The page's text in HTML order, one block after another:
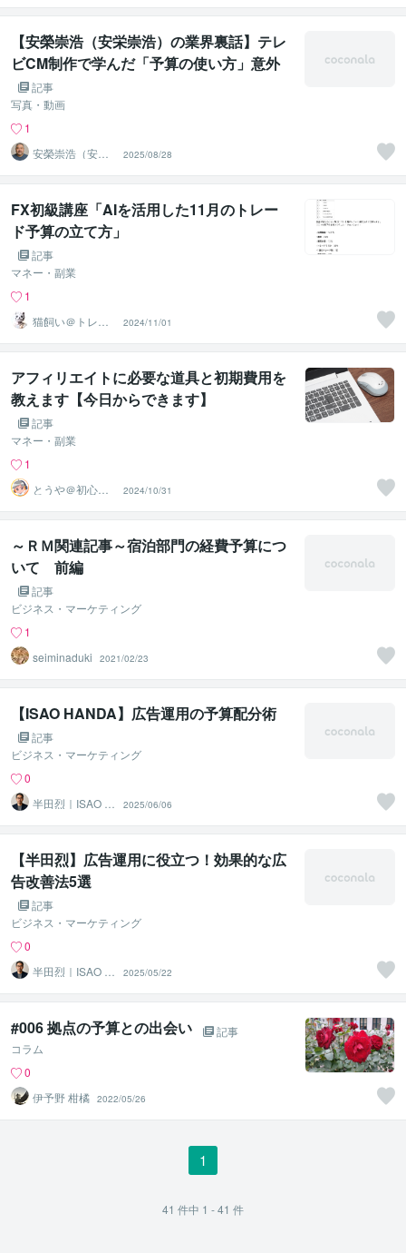
【安榮崇浩（安栄崇浩）の業界裏話】テレ
ビCM制作で学んだ「予算の使い方」意外
なコツ
記事
写真・動画
1
安榮崇浩（安栄
崇浩）
2025/08/28
FX初級講座「AIを活用した11月のトレー
ド予算の立て方」
記事
マネー・副業
1
猫飼い＠トレー
ドコーチ
2024/11/01
アフィリエイトに必要な道具と初期費用を
教えます【今日からできます】
記事
マネー・副業
1
とうや＠初心者
アフィリエイト
応援
2024/10/31
～ＲＭ関連記事～宿泊部門の経費予算につ
いて 前編
記事
ビジネス・マーケティング
1
seiminaduki
2021/02/23
【ISAO HANDA】広告運用の予算配分術
記事
ビジネス・マーケティング
0
半田烈｜ISAO H
ANDA
2025/06/06
【半田烈】広告運用に役立つ！効果的な広
告改善法5選
記事
ビジネス・マーケティング
0
半田烈｜ISAO H
ANDA
2025/05/22
#006 拠点の予算との出会い
記事
コラム
0
伊予野 柑橘 2022/05/26
1
41 件中 1 - 41 件